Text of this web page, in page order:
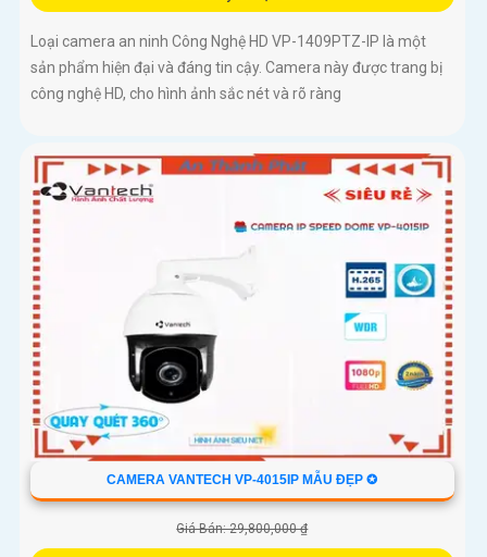
Loại camera an ninh Công Nghệ HD VP-1409PTZ-IP là một
sản phẩm hiện đại và đáng tin cậy. Camera này được trang bị
công nghệ HD, cho hình ảnh sắc nét và rõ ràng
CAMERA VANTECH VP-4015IP MẪU ĐẸP ✪
Giá Bán: 29,800,000 ₫